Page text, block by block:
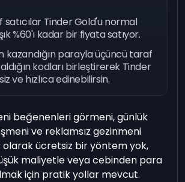
Tinder Gold'u normal
%60'ı kadar bir fiyata satıyor.
kazandığın parayla üçüncü taraf
kodları birleştirerek Tinder
ve hızlıca edinebilirsin.
beğenenleri görmeni, günlük
ve reklamsız gezinmeni
olarak ücretsiz bir yöntem yok,
maliyetle veya cebinden para
için pratik yollar mevcut.